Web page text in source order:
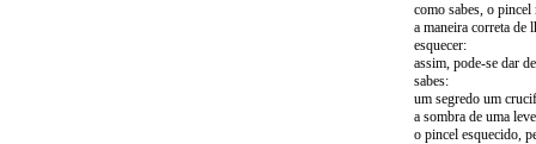
como sabes, o pincel
a maneira correta de
esquecer:
assim, pode-se dar
sabes:
um segredo um
a sombra de uma
o pincel esquecido,